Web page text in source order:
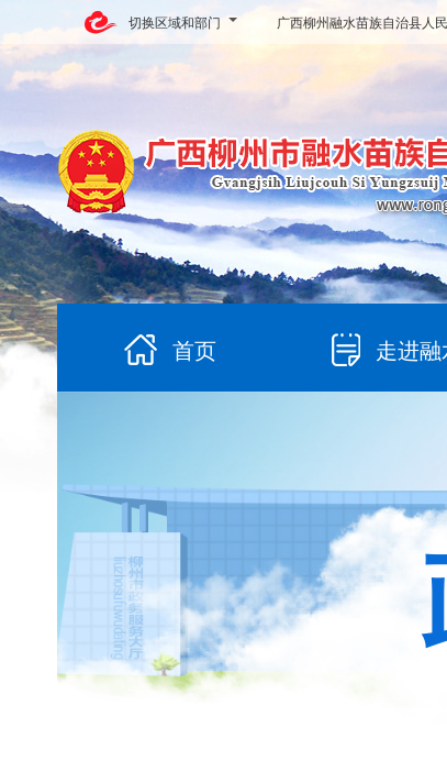
切换区域和部门 广西柳州融水苗族自治县人
首页 走进融